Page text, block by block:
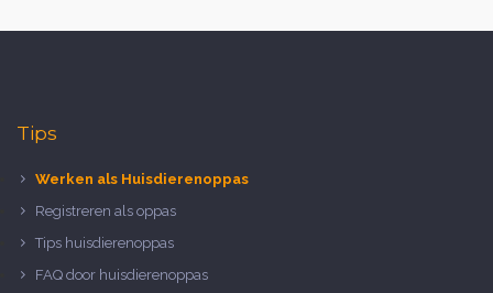
Tips
Werken als Huisdierenoppas
Registreren als oppas
Tips huisdierenoppas
FAQ door huisdierenoppas